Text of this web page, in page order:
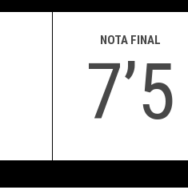
NOTA FINAL
7’5